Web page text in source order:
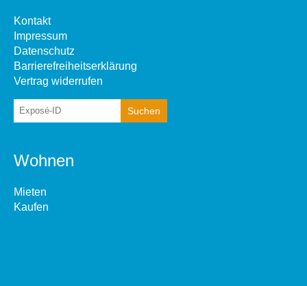
Kontakt
Impressum
Datenschutz
Barrierefreiheitserklärung
Vertrag widerrufen
Wohnen
Mieten
Kaufen